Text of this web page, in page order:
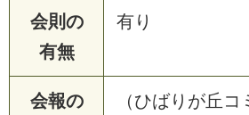
会則の
有無
有り
会報の
（ひばりが丘コ